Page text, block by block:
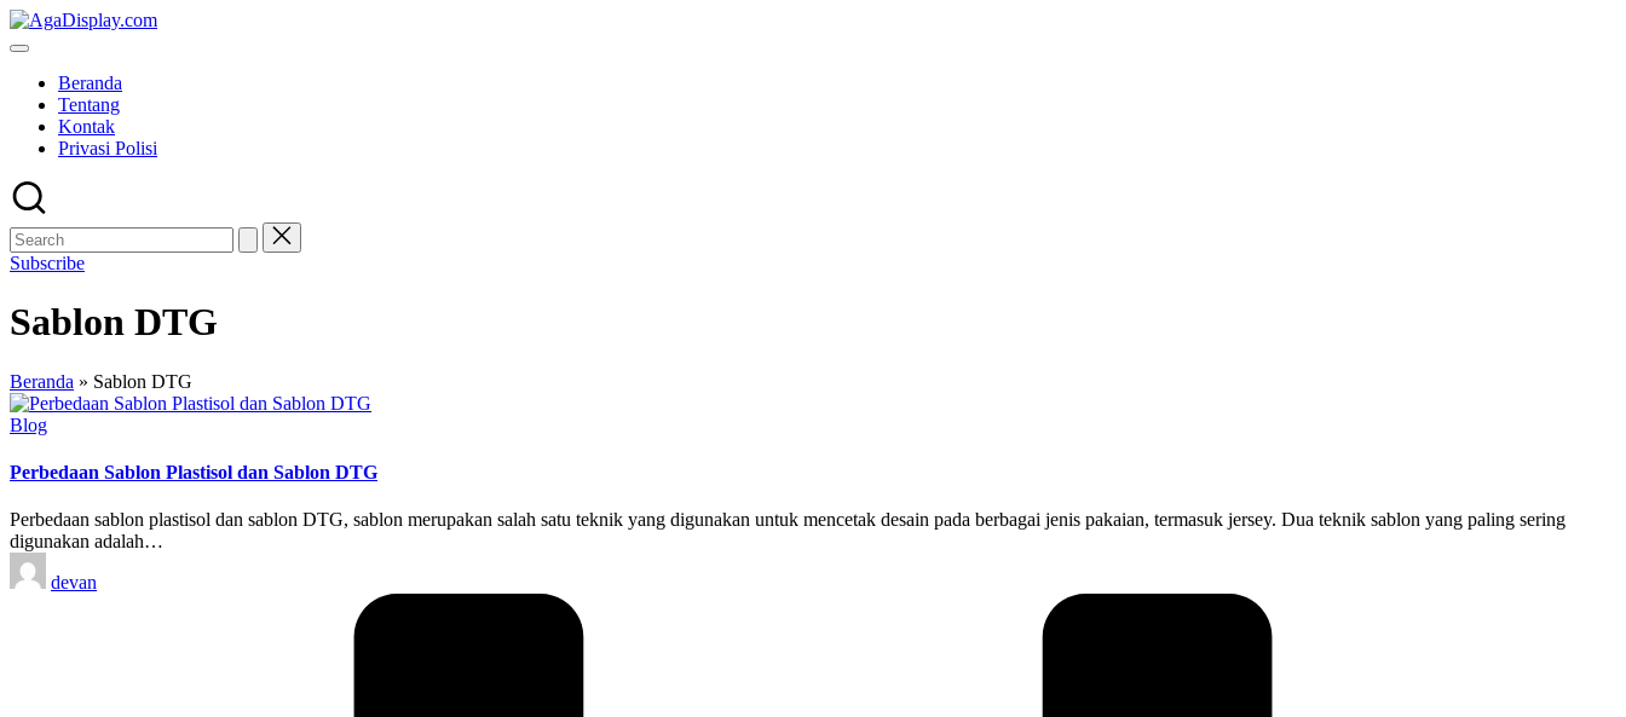
Skip
to
Beranda
Tentang
Kontak
Privasi Polisi
Subscribe
Sablon DTG
Beranda » Sablon DTG
Posted
Blog
Perbedaan Sablon Plastisol dan Sablon DTG
Perbedaan sablon plastisol dan sablon DTG, sablon merupakan salah satu teknik yang digunakan untuk mencetak desain pada berbagai jenis pakaian, termasuk jersey. Dua teknik sablon yang paling sering
digunakan adalah…
Posted
by
devan